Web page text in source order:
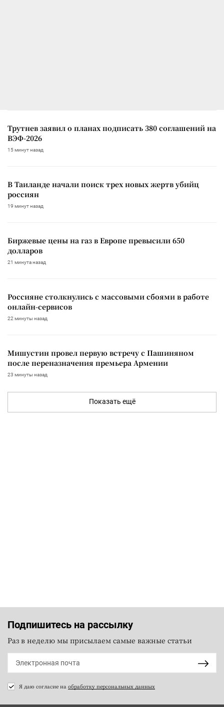
Трутнев заявил о планах подписать 380 соглашений на
ВЭФ-2026
15 минут назад
В Таиланде начали поиск трех новых жертв убийц
россиян
19 минут назад
Биржевые цены на газ в Европе превысили 650
долларов
21 минута назад
Россияне столкнулись с массовыми сбоями в работе
онлайн-сервисов
22 минуты назад
Мишустин провел первую встречу с Пашиняном
после переназначения премьера Армении
23 минуты назад
Показать ещё
Подпишитесь на рассылку
Раз в неделю мы присылаем самые важные статьи
Я даю согласие на обработку персональных данных